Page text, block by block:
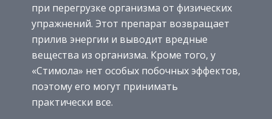
при перегрузке организма от физических
упражнений. Этот препарат возвращает
прилив энергии и выводит вредные
вещества из организма. Кроме того, у
«Стимола» нет особых побочных эффектов,
поэтому его могут принимать
практически все.